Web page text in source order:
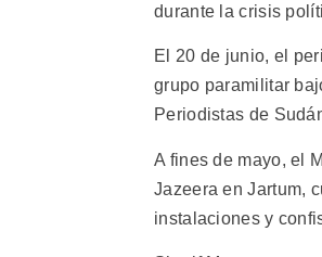
durante la crisis
El 20 de junio, el
grupo paramilitar
Periodistas de
A fines de mayo, el
Jazeera en Jartum,
instalaciones y